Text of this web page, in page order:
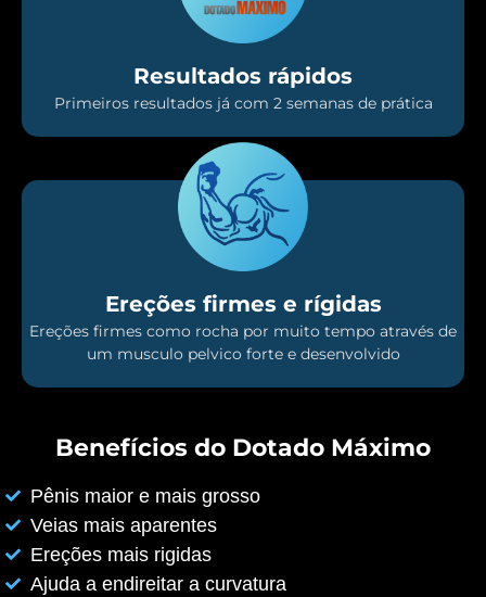
Resultados rápidos
Primeiros resultados já com 2 semanas de prática
Ereções firmes e rígidas
Ereções firmes como rocha por muito tempo através de
um musculo pelvico forte e desenvolvido
Benefícios do Dotado Máximo
Pênis maior e mais grosso
Veias mais aparentes
Ereções mais rigidas
Ajuda a endireitar a curvatura